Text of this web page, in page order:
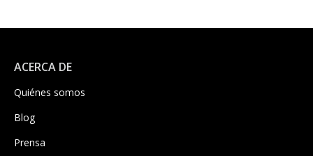
ACERCA DE
Quiénes somos
Blog
Prensa